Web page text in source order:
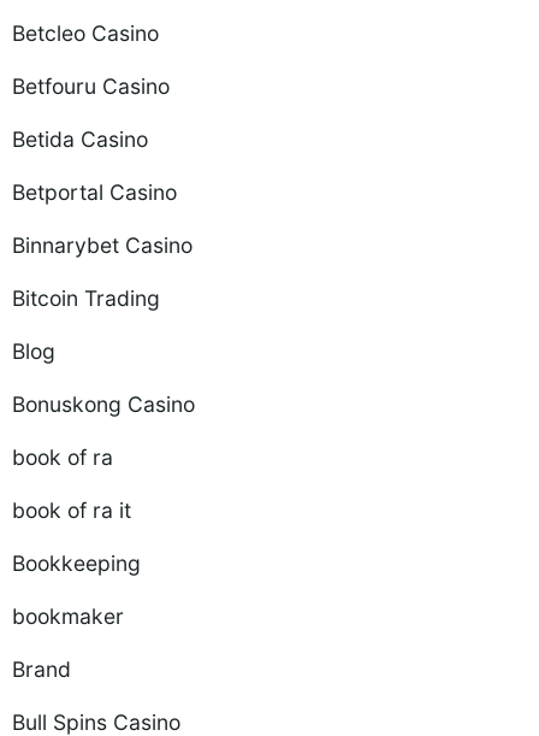
Betcleo Casino
Betfouru Casino
Betida Casino
Betportal Casino
Binnarybet Casino
Bitcoin Trading
Blog
Bonuskong Casino
book of ra
book of ra it
Bookkeeping
bookmaker
Brand
Bull Spins Casino